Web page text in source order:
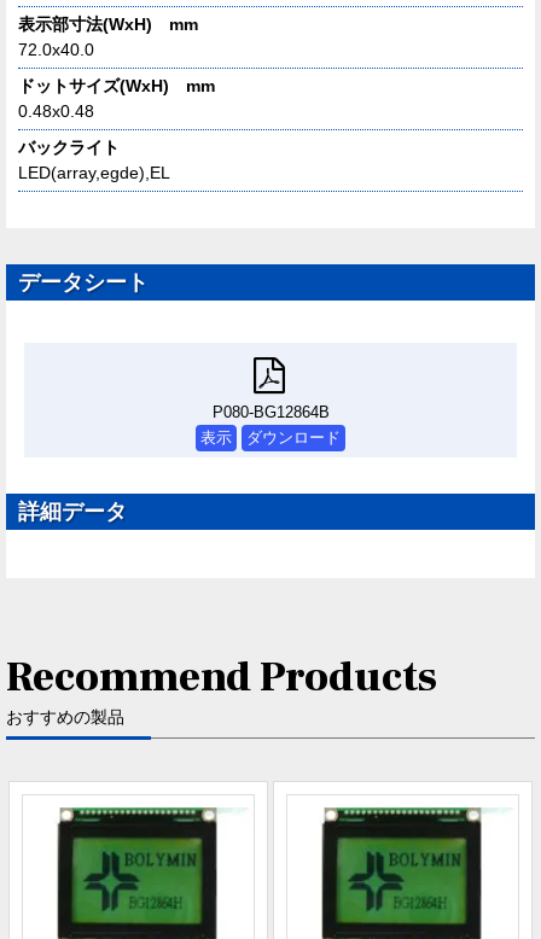
表示部寸法(WxH) mm
72.0x40.0
ドットサイズ(WxH) mm
0.48x0.48
バックライト
LED(array,egde),EL
データシート
P080-BG12864B
表示
ダウンロード
詳細データ
Recommend Products
おすすめの製品